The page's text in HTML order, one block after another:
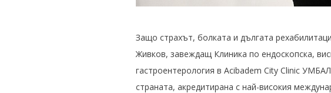
Защо страхът, болката и дългата
Живков, завеждащ Клиника по ендоскопска,
гастроентерология в Acibadem City Clinic
страната, акредитирана с най-високия